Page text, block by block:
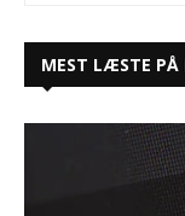
MEST LÆSTE